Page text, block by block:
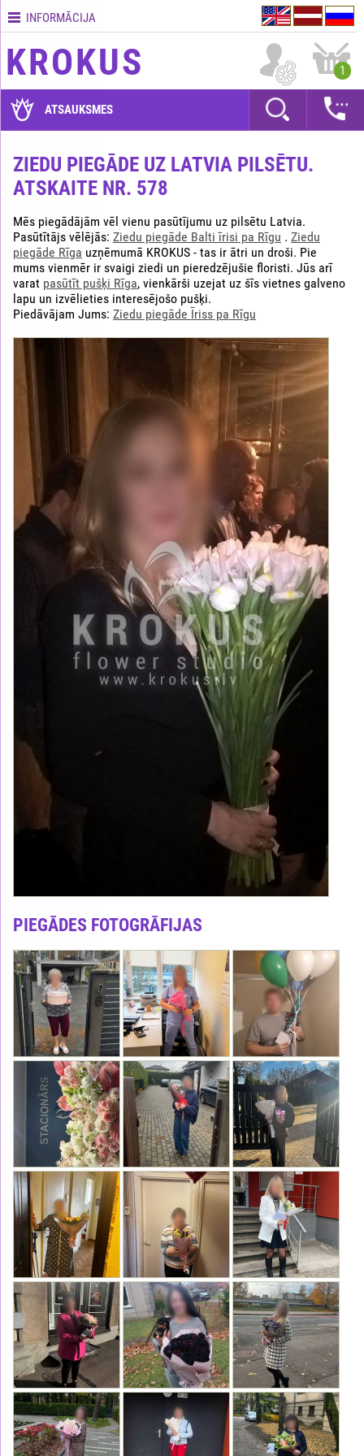
Kontakti
Piegādes
GARANTIJAS
apmaksāt?
Kā
pasūtījumu?
INFORMĀCIJA
KROKUS 1
ATSAUKSMES
ZIEDU PIEGĀDE UZ LATVIA PILSĒTU.
ATSKAITE NR. 578
Mēs piegādājām vēl vienu pasūtījumu uz pilsētu Latvia.
Pasūtītājs vēlējās: Ziedu piegāde Balti īrisi pa Rīgu . Ziedu
piegāde Rīga uzņēmumā KROKUS - tas ir ātri un droši. Pie
mums vienmēr ir svaigi ziedi un pieredzējušie floristi. Jūs arī
varat pasūtīt pušķi Rīga, vienkārši uzejat uz šīs vietnes galveno
lapu un izvēlieties interesējošo pušķi.
Piedāvājam Jums: Ziedu piegāde Īriss pa Rīgu
PIEGĀDES FOTOGRĀFIJAS